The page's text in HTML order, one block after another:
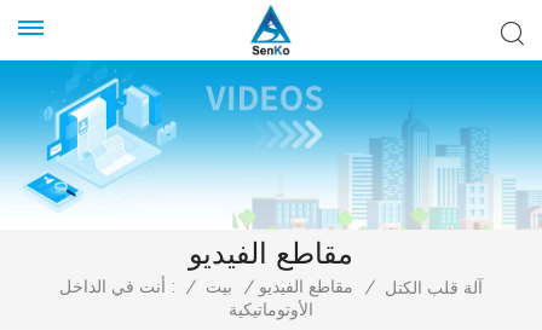
مقاطع الفيديو
أنت في الداخل : / بيت / مقاطع الفيديو /
آلة قلب الكتل
الأوتوماتيكية